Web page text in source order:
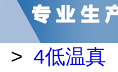
> 4低温真